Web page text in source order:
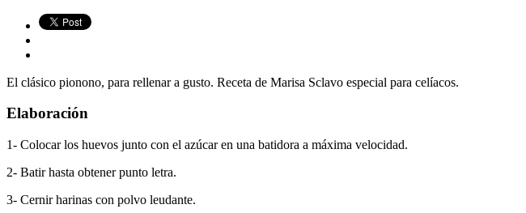
El clásico pionono, para rellenar a gusto. Receta de Marisa Sclavo especial para celíacos.
Elaboración
1- Colocar los huevos junto con el azúcar en una batidora a máxima velocidad.
2- Batir hasta obtener punto letra.
3- Cernir harinas con polvo leudante.